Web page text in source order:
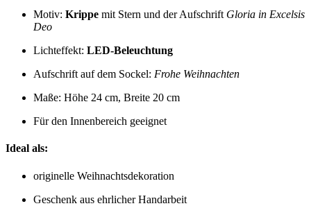
Motiv: Krippe mit Stern und der Aufschrift Gloria in Excelsis
Deo
Lichteffekt: LED-Beleuchtung
Aufschrift auf dem Sockel: Frohe Weihnachten
Maße: Höhe 24 cm, Breite 20 cm
Für den Innenbereich geeignet
Ideal als:
originelle Weihnachtsdekoration
Geschenk aus ehrlicher Handarbeit